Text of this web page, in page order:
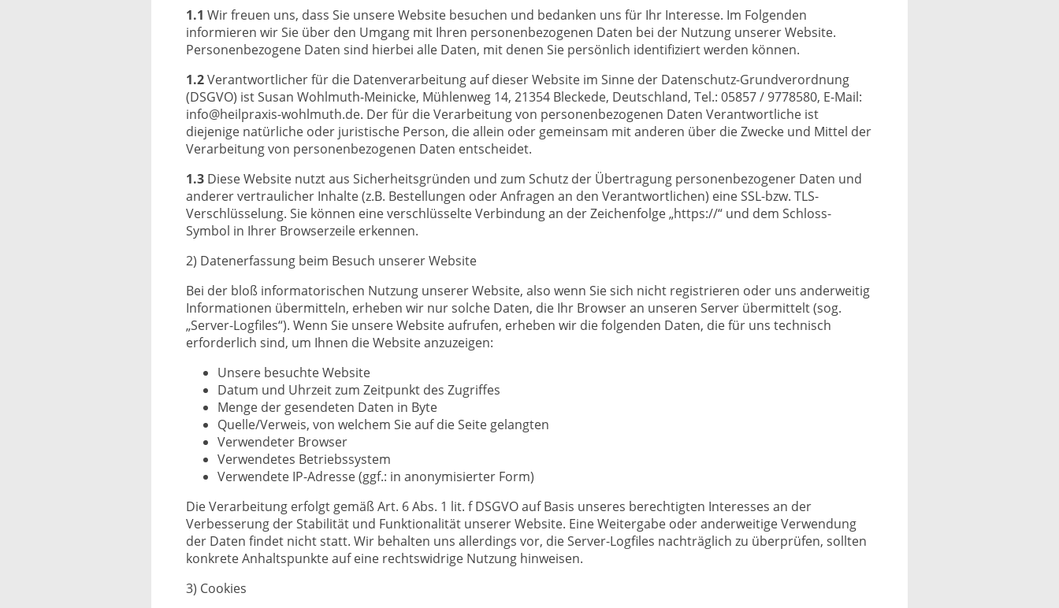
1.1 Wir freuen uns, dass Sie unsere Website besuchen und bedanken uns für Ihr Interesse. Im Folgenden
informieren wir Sie über den Umgang mit Ihren personenbezogenen Daten bei der Nutzung unserer Website.
Personenbezogene Daten sind hierbei alle Daten, mit denen Sie persönlich identifiziert werden können.
1.2Verantwortlicher für die Datenverarbeitung auf dieser Website im Sinne der Datenschutz-Grundverordnung
(DSGVO) ist Susan Wohlmuth-Meinicke, Mühlenweg 14, 21354 Bleckede, Deutschland, Tel.: 05857 / 9778580, E-Mail:
info@heilpraxis-wohlmuth.de. Der für die Verarbeitung von personenbezogenen Daten Verantwortliche ist
diejenige natürliche oder juristische Person, die allein oder gemeinsam mit anderen über die Zwecke und Mittel der
Verarbeitung von personenbezogenen Daten entscheidet.
1.3 Diese Website nutzt aus Sicherheitsgründen und zum Schutz der Übertragung personenbezogener Daten und
anderer vertraulicher Inhalte (z.B. Bestellungen oder Anfragen an den Verantwortlichen) eine SSL-bzw. TLS-
Verschlüsselung. Sie können eine verschlüsselte Verbindung an der Zeichenfolge „https://“ und dem Schloss-
Symbol in Ihrer Browserzeile erkennen.
2) Datenerfassung beim Besuch unserer Website
Bei der bloß informatorischen Nutzung unserer Website, also wenn Sie sich nicht registrieren oder uns anderweitig
Informationen übermitteln, erheben wir nur solche Daten, die Ihr Browser an unseren Server übermittelt (sog.
„Server-Logfiles“). Wenn Sie unsere Website aufrufen, erheben wir die folgenden Daten, die für uns technisch
erforderlich sind, um Ihnen die Website anzuzeigen:
Unsere besuchte Website
Datum und Uhrzeit zum Zeitpunkt des Zugriffes
Menge der gesendeten Daten in Byte
Quelle/Verweis, von welchem Sie auf die Seite gelangten
Verwendeter Browser
Verwendetes Betriebssystem
Verwendete IP-Adresse (ggf.: in anonymisierter Form)
Die Verarbeitung erfolgt gemäß Art. 6 Abs. 1 lit. f DSGVO auf Basis unseres berechtigten Interesses an der
Verbesserung der Stabilität und Funktionalität unserer Website. Eine Weitergabe oder anderweitige Verwendung
der Daten findet nicht statt. Wir behalten uns allerdings vor, die Server-Logfiles nachträglich zu überprüfen, sollten
konkrete Anhaltspunkte auf eine rechtswidrige Nutzung hinweisen.
3) Cookies